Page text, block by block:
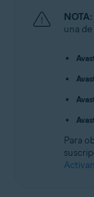
NOTA:
una
Para